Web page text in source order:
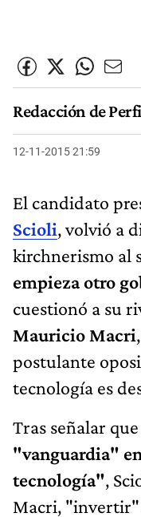
Redacción de
12-11-2015 21:59
El candidato
Scioli, volvió a
kirchnerismo al
empieza otro
cuestionó a su
Mauricio Macri
postulante
tecnología es
Tras señalar que
"vanguardia"
tecnología",
Macri, "invertir"